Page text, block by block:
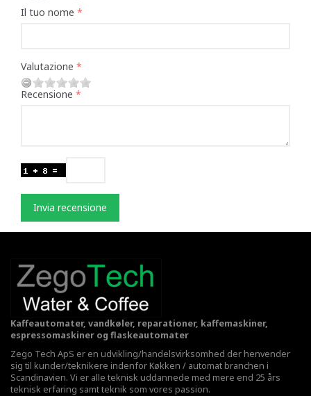
Il tuo nome
Valutazione
Recensione
Invia recensione
Kaffeautomater, vandkøler, reparationer, kaffemaskiner,
espressomaskiner og flaskeautomater
Zego Tech ApS er en udvikling/handelsvirksomhed der henvender
sig til kunder/teknikere indenfor Køkken / automat branchen i
Scandinavien. Vi er alle teknisk uddannede med mere end 25 års
teknisk erfaring samt teknik som vores passion.